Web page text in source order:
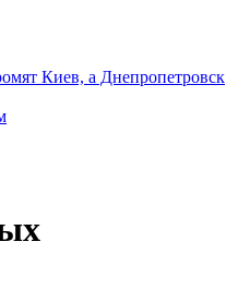
Киев, а Днепропетровск